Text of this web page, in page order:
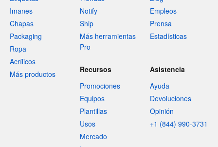
Imanes
Chapas
Packaging
Ropa
Acrílicos
Más productos
Notify
Ship
Más herramientas
Pro
Empleos
Prensa
Estadísticas
Recursos
Promociones
Equipos
Plantillas
Usos
Mercado
Asistencia
Ayuda
Devoluciones
Opinión
+1 (844) 990-3731